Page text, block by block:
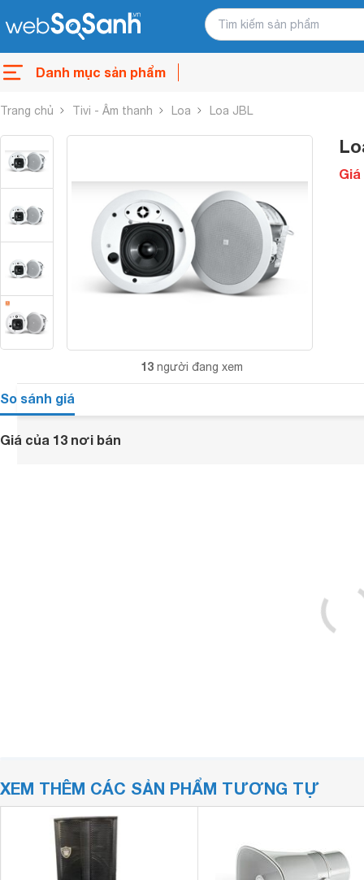
Danh mục sản phẩm
Trang chủ Tivi - Âm thanh Loa Loa JBL
13 người đang xem
Giá
So sánh giá
Giá của 13 nơi bán
XEM THÊM CÁC SẢN PHẨM TƯƠNG TỰ